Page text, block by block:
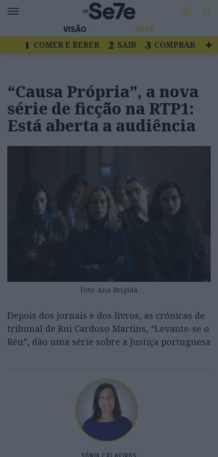
VISÃO SE7E
COMER E BEBER SAIR
COMPRAR
“Causa Própria”, a nova
série de ficção na RTP1:
Está aberta a audiência
Foto: Ana Brígida
Depois dos jornais e dos livros, as crónicas de
tribunal de Rui Cardoso Martins, “Levante-se o
Réu”, dão uma série sobre a Justiça portuguesa